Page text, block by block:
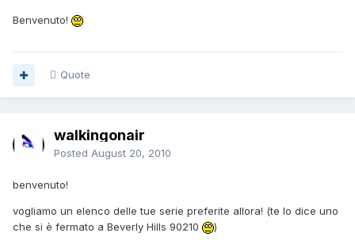
Benvenuto!
Quote
walkingonair
Posted August 20, 2010
benvenuto!
vogliamo un elenco delle tue serie preferite allora! (te lo dice uno
che si è fermato a Beverly Hills 90210
)